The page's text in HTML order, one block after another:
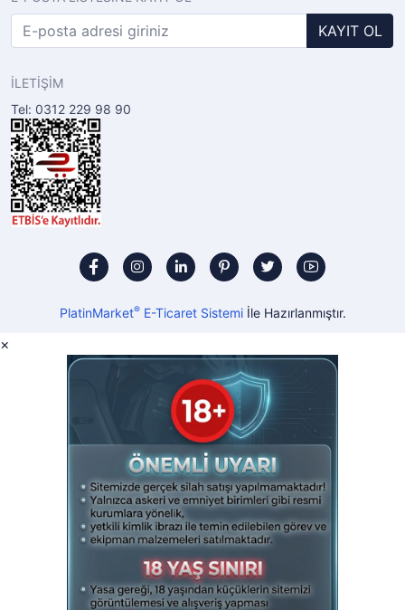
KAYIT OL
İLETİŞİM
Tel: 0312 229 98 90
PlatinMarket®E-Ticaret Sistemiİle Hazırlanmıştır.
×